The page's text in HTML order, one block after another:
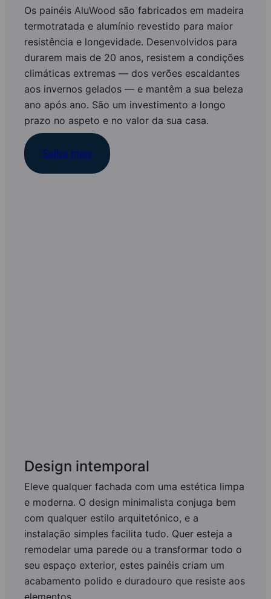
Os painéis AluWood são fabricados em madeira
termotratada e alumínio revestido para maior
resistência e longevidade. Desenvolvidos para
durarem mais de 20 anos, resistem a condições
climáticas extremas — dos verões escaldantes
aos invernos gelados — e mantêm a sua beleza
ano após ano. São um investimento a longo
prazo no aspeto e no valor da sua casa.
Saiba mais
Design intemporal
Eleve qualquer fachada com uma estética limpa
e moderna. O design minimalista conjuga bem
com qualquer estilo arquitetónico, e a
instalação simples facilita tudo. Quer esteja a
remodelar uma parede ou a transformar todo o
seu espaço exterior, estes painéis criam um
acabamento polido e duradouro que resiste aos